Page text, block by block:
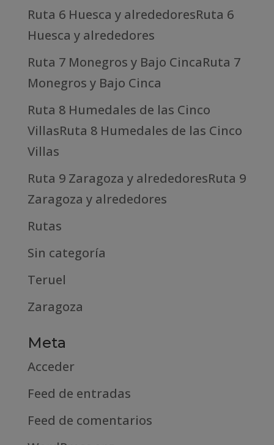
Ruta 6 Huesca y alrededoresRuta 6
Huesca y alrededores
Ruta 7 Monegros y Bajo CincaRuta 7
Monegros y Bajo Cinca
Ruta 8 Humedales de las Cinco
VillasRuta 8 Humedales de las Cinco
Villas
Ruta 9 Zaragoza y alrededoresRuta 9
Zaragoza y alrededores
Rutas
Sin categoría
Teruel
Zaragoza
Meta
Acceder
Feed de entradas
Feed de comentarios